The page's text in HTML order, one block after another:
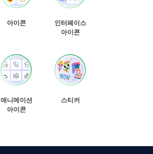
아이콘
인터페이스
아이콘
애니메이션
아이콘
스티커